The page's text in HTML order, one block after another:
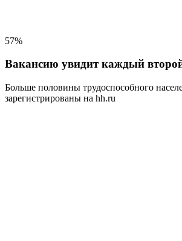
57%
Вакансию увидит каждый
Больше половины трудоспособного
зарегистрированы на hh.ru